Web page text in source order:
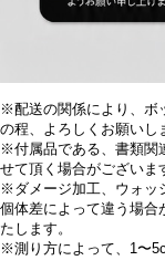
※配送の関係により、ボ
の程、よろしくお願いし
※付属品である、書類関
せて頂く場合がございま
※ ダメージ加工、 ウォッ
個体差によって違う場合
たします。
※測り方によって、1〜